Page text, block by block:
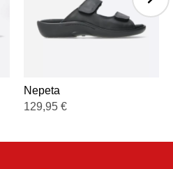
Nepeta
129,95 €